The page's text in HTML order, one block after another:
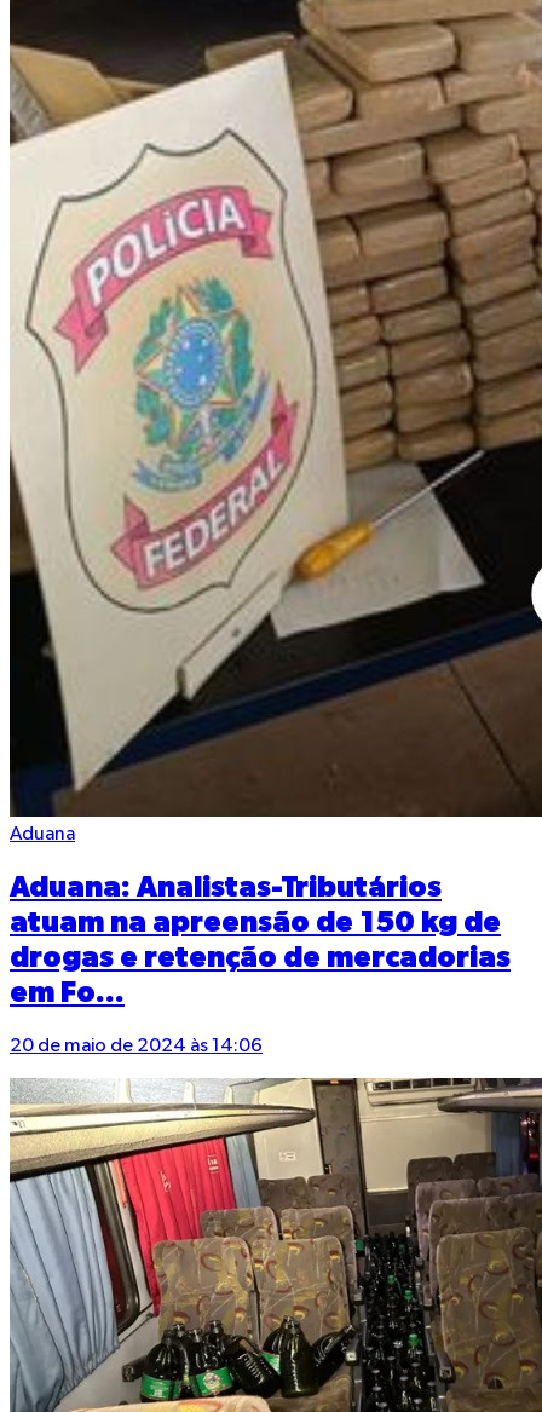
Aduana
Aduana: Analistas-Tributários
atuam na apreensão de 150 kg de
drogas e retenção de mercadorias
em Fo...
20 de maio de 2024 às 14:06